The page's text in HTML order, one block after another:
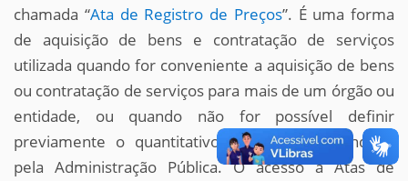
chamada “Ata de Registro de Preços”. É uma forma
de aquisição de bens e contratação de serviços
utilizada quando for conveniente a aquisição de bens
ou contratação de serviços para mais de um órgão ou
entidade, ou quando não for possível definir
previamente o quantitativo que será demandado
pela Administração Pública. O acesso a Atas de